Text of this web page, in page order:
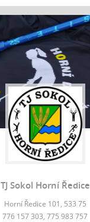
TJ Sokol Horní Ředice
Horní Ředice 101, 533 75
776 157 303, 775 983 757